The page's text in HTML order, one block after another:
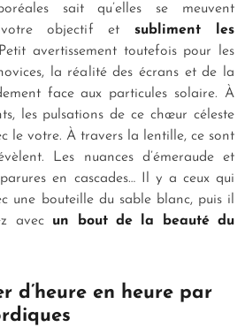
sait qu’elles se meuvent
votre objectif etsubliment les
avertissement toutefois pour les
la réalité des écrans et de la
face aux particules solaire. À
les pulsations de ce chœur céleste
le votre. À travers la lentille, ce sont
Les nuances d’émeraude et
en cascades… Il y a ceux qui
une bouteille du sable blanc, puis il
avec un bout de la beauté du
d’heure en heure par